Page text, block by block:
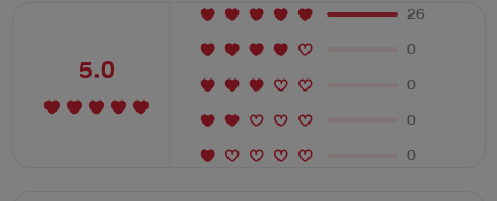
5.0
26
0
0
0
0